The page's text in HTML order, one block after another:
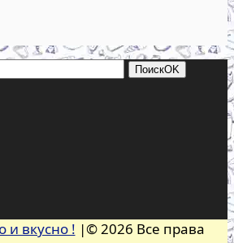
ПоискOK
и вкусно ! |© 2026 Все права